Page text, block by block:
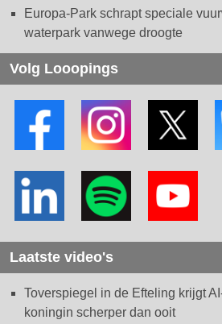
Europa-Park schrapt speciale
waterpark vanwege droogte
Volg Looopings
Laatste video's
Toverspiegel in de Efteling krijgt
koningin scherper dan ooit